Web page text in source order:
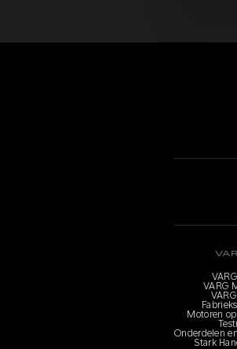
VARG
Motoren
Onderdelen
Stark